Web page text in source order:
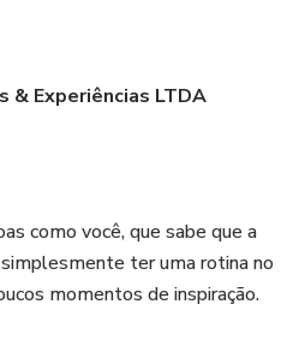
& Experiências LTDA
como você, que sabe que a
ter uma rotina no
momentos de inspiração.